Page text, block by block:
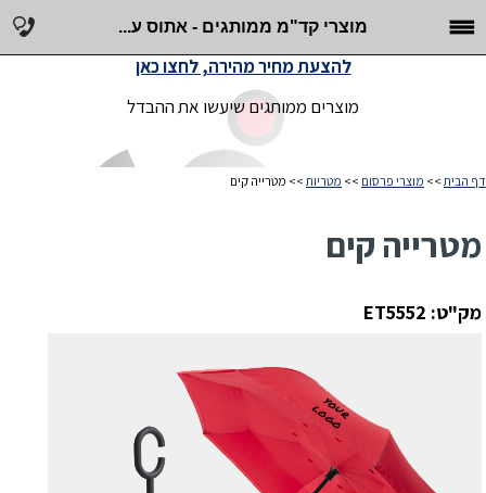
מוצרי קד"מ ממותגים - אתוס ע...
מוצרים ממותגים שיעשו את ההבדל
להצעת מחיר מהירה, לחצו כאן
דף הבית >> מוצרי פרסום >> מטריות >> מטרייה קים
מטרייה קים
מק"ט: ET5552